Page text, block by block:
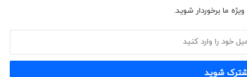
ما برخوردار شوید.